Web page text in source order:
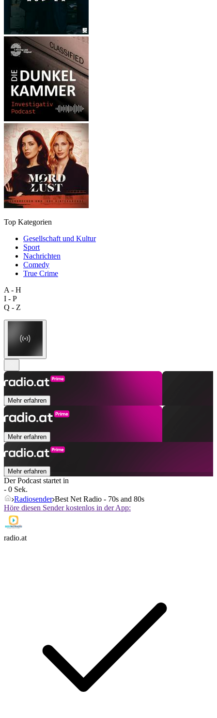
Top Kategorien
Gesellschaft und Kultur
Sport
Nachrichten
Comedy
True Crime
A - H
I - P
Q - Z
Mehr erfahren
Mehr erfahren
Mehr erfahren
Der Podcast startet in
- 0 Sek.
Radiosender Best Net Radio - 70s and 80s
Höre diesen Sender kostenlos in der App:
radio.at